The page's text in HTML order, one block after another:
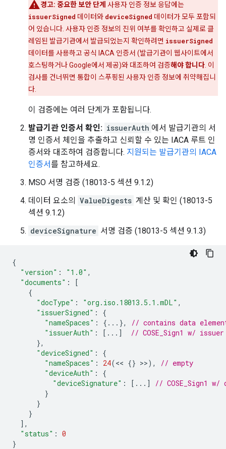
경고: 중요한 보안 단계 사용자 인증 정보 응답에는
issuerSigned 데이터와 deviceSigned 데이터가 모두 포함되
어 있습니다. 사용자 인증 정보의 진위 여부를 확인하고 실제로 클
레임된 발급기관에서 발급되었는지 확인하려면 issuerSigned
데이터를 사용하고 공식 IACA 인증서 (발급기관이 웹사이트에서
호스팅하거나 Google에서 제공)와 대조하여 검증해야 합니다 . 이
검사를 건너뛰면 통합이 스푸핑된 사용자 인증 정보에 취약해집니
다.
이 검증에는 여러 단계가 포함됩니다.
발급기관 인증서 확인: issuerAuth 에서 발급기관의 서
명 인증서 체인을 추출하고 신뢰할 수 있는 IACA 루트 인
증서와 대조하여 검증합니다. 지원되는 발급기관의 IACA
인증서를 참고하세요.
MSO 서명 검증 (18013-5 섹션 9.1.2)
데이터 요소의
ValueDigests 계산 및 확인 (18013-5
섹션 9.1.2)
deviceSignature 서명 검증 (18013-5 섹션 9.1.3)
{
"version" : "1.0" ,
"documents" :
[
{
"docType" : "org.iso.18013.5.1.mDL" ,
"issuerSigned" :
{
"nameSpaces" : {...},
// contains data
"issuerAuth" : [...]
// COSE_Sign1 w/
},
"deviceSigned" :
{
"nameSpaces" : 24(<< {} >>),
// empty
"deviceAuth" :
{
"deviceSignature" : [...]
// COSE_Sign1
}
}
}
],
"status" : 0
}